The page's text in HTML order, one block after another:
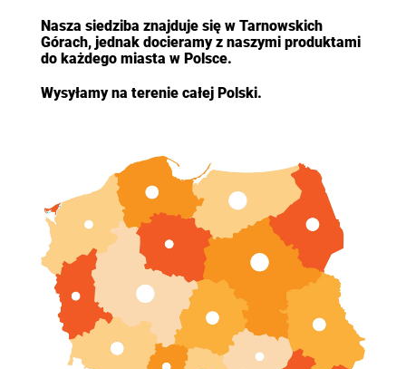
Nasza siedziba znajduje się w Tarnowskich
Górach, jednak docieramy z naszymi produktami
do każdego miasta w Polsce.
Wysyłamy na terenie całej Polski.